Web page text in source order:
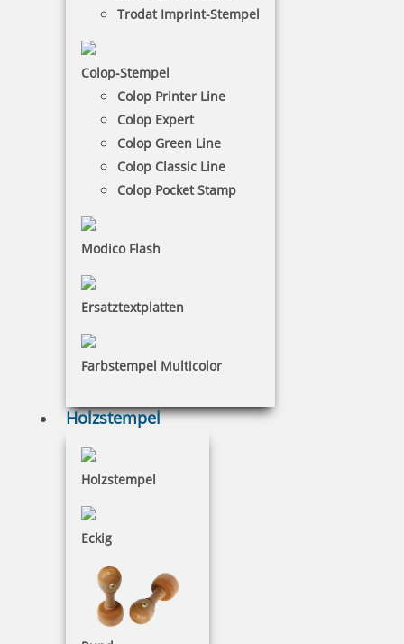
Trodat Imprint-Stempel
Colop-Stempel
Colop Printer Line
Colop Expert
Colop Green Line
Colop Classic Line
Colop Pocket Stamp
Modico Flash
Ersatztextplatten
Farbstempel Multicolor
Holzstempel
Holzstempel
Eckig
NACH WUNSCHSTEMPEL FILTERN
23 Artikel in der Kategorie
COLOP e-mark GO